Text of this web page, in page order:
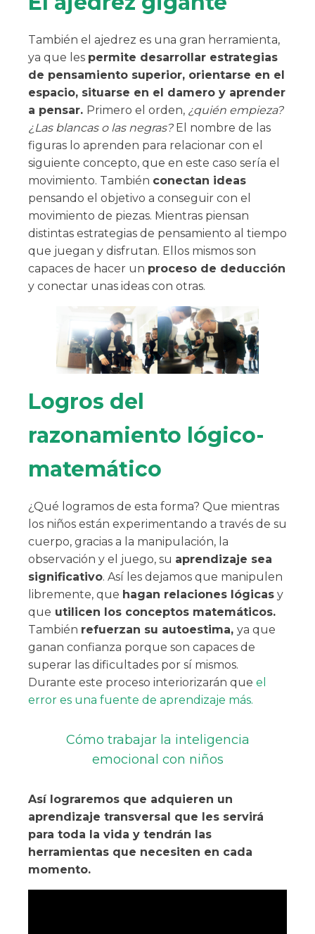
También el ajedrez es una gran herramienta,
ya que les permite desarrollar estrategias
de pensamiento superior, orientarse en el
espacio, situarse en el damero y aprender
a pensar. Primero el orden, ¿quién empieza?
¿Las blancas o las negras?El nombre de las
figuras lo aprenden para relacionar con el
siguiente concepto, que en este caso sería el
movimiento. También conectan ideas
pensando el objetivo a conseguir con el
movimiento de piezas. Mientras piensan
distintas estrategias de pensamiento al tiempo
que juegan y disfrutan. Ellos mismos son
capaces de hacer un proceso de deducción
y conectar unas ideas con otras.
Logros del
razonamiento lógico-
matemático
¿Qué logramos de esta forma? Que mientras
los niños están experimentando a través de su
cuerpo, gracias a la manipulación, la
observación y el juego, su aprendizaje sea
significativo. Así les dejamos que manipulen
libremente, que hagan relaciones lógicas y
que utilicen los conceptos matemáticos.
También refuerzan su autoestima, ya que
ganan confianza porque son capaces de
superar las dificultades por sí mismos.
Durante este proceso interiorizarán que el
error es una fuente de aprendizaje más.
Cómo trabajar la inteligencia
emocional con niños
Así lograremos que adquieren un
aprendizaje transversal que les servirá
para toda la vida y tendrán las
herramientas que necesiten en cada
momento.